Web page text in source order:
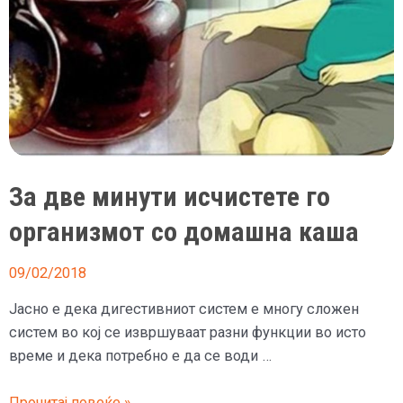
За две минути исчистете го
организмот со домашна каша
09/02/2018
Јасно е дека дигестивниот систем е многу сложен
систем во кој се извршуваат разни функции во исто
време и дека потребно е да се води …